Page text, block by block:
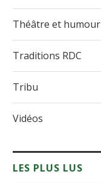
Théâtre et humour
Traditions RDC
Tribu
Vidéos
LES PLUS LUS